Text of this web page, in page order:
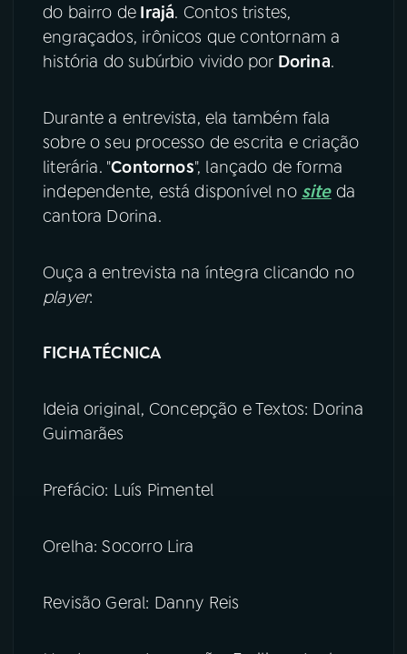
do bairro de Irajá. Contos tristes,
engraçados, irônicos que contornam a
história do subúrbio vivido por Dorina.
Durante a entrevista, ela também fala
sobre o seu processo de escrita e criação
literária. "Contornos", lançado de forma
independente, está disponível no siteda
cantora Dorina.
Ouça a entrevista na íntegra clicando no
player:
FICHA TÉCNICA
Ideia original, Concepção e Textos: Dorina
Guimarães
Prefácio: Luís Pimentel
Orelha: Socorro Lira
Revisão Geral: Danny Reis